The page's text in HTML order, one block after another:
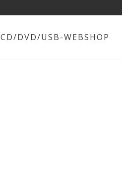
CD/DVD/USB-WEBSHOP